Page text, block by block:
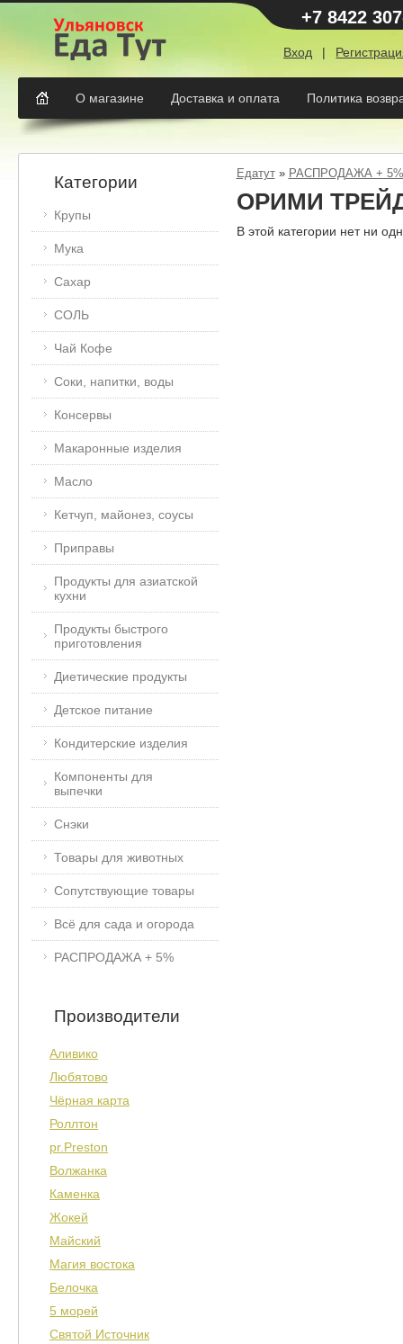
+7 8422
Вход |
О магазине Доставка и оплата Политика
Едатут» РАСПРОДАЖА + 5%
ОРИМИ
В этой категории нет ни
Категории
Крупы
Мука
Сахар
СОЛЬ
Чай Кофе
Соки, напитки, воды
Консервы
Макаронные изделия
Масло
Кетчуп, майонез, соусы
Приправы
Продукты для азиатской
кухни
Продукты быстрого
приготовления
Диетические продукты
Детское питание
Кондитерские изделия
Компоненты для
выпечки
Снэки
Товары для животных
Сопутствующие товары
Всё для сада и огорода
РАСПРОДАЖА + 5%
Производители
Аливико
Любятово
Чёрная карта
Роллтон
pr.Preston
Волжанка
Каменка
Жокей
Майский
Магия востока
Белочка
5 морей
Святой Источник